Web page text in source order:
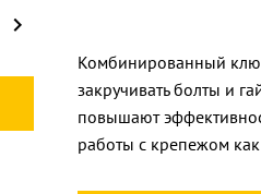
Комбинированный
закручивать болты и
повышают
работы с крепежом